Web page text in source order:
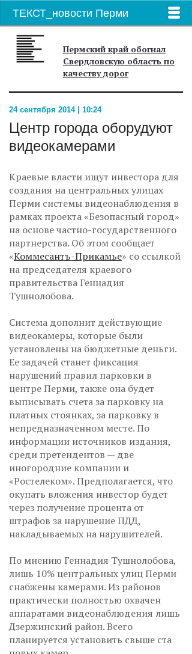
ТЕКСТ_новости Перми
Пермский край обогнал
Свердловскую область по
качеству дорог
24 сентября 2014 | 10:24
Центр города оборудуют
видеокамерами
Краевые власти ищут инвестора для
создания на центральных улицах
Перми системы видеонаблюдения в
рамках проекта «Безопасный город»
на основе частно-государственного
партнерства. Об этом сообщает
«Коммесантъ-Прикамье» со ссылкой
на председателя краевого
правительства Геннадия
Тушнолобова.
Система дополнит действующие
видеокамеры, которые были
установлены на бюджетные деньги.
Ее задачей станет фиксация
нарушений правил парковки в
центре Перми, также она будет
выписывать счета за парковку на
платных стоянках, за парковку в
непредназначенном месте. По
информации источников издания,
среди претендентов — две
иногородние компании и
«Ростелеком». Предполагается, что
окупать вложения инвестор будет
через получение процента от
штрафов за нарушение ПДД,
накладываемых на нарушителей.
По мнению Геннадия Тушнолобова,
лишь 10% центральных улиц Перми
снабжены камерами. Из районов
практически полностью охвачен
аппаратами видеонаблюдения лишь
Дзержинский район. Всего
планируется установить свыше ста